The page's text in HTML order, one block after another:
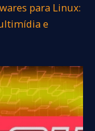
para Linux:
e